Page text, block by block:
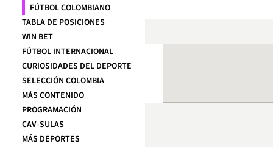
FÚTBOL COLOMBIANO
TABLA DE POSICIONES
WIN BET
FÚTBOL INTERNACIONAL
CURIOSIDADES DEL DEPORTE
SELECCIÓN COLOMBIA
MÁS CONTENIDO
PROGRAMACIÓN
CAV-SULAS
MÁS DEPORTES